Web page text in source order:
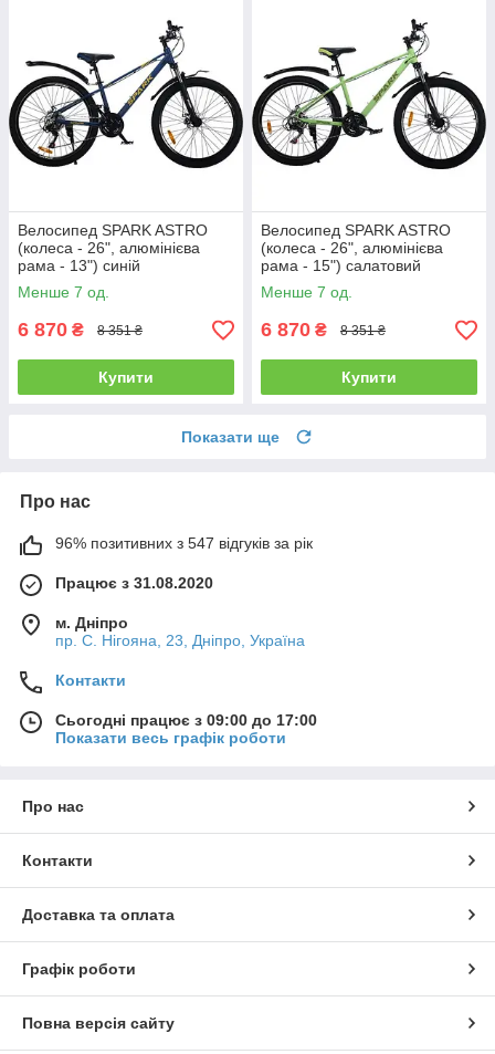
Велосипед SPARK ASTRO
(колеса - 26", алюмінієва
рама - 13") синій
Менше 7 од.
6 870 ₴ 8 351 ₴
Купити
Велосипед SPARK ASTRO
(колеса - 26", алюмінієва
рама - 15") салатовий
Менше 7 од.
6 870 ₴ 8 351 ₴
Купити
Показати ще
Про нас
96% позитивних з 547 відгуків за рік
Працює з 31.08.2020
м. Дніпро
пр. С. Нігояна, 23, Дніпро, Україна
Контакти
Сьогодні працює з 09:00 до 17:00
Показати весь графік роботи
Про нас
Контакти
Доставка та оплата
Графік роботи
Повна версія сайту